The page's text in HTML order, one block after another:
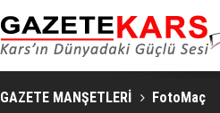
GAZETE MANŞETLERİ FotoMaç